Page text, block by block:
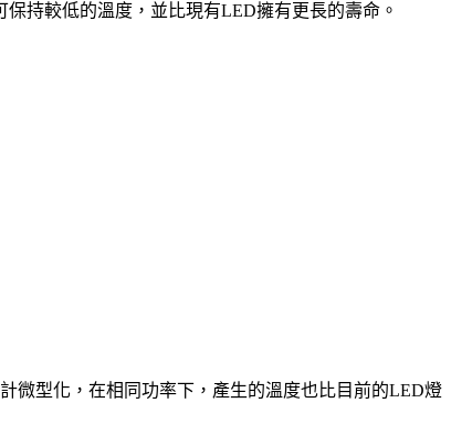
持較低的溫度，並比現有LED擁有更長的壽命。
微型化，在相同功率下，產生的溫度也比目前的LED燈